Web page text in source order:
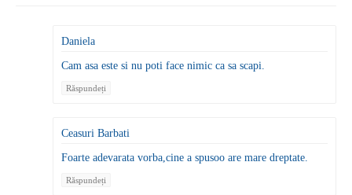
Daniela
Cam asa este si nu poti face nimic ca sa scapi.
Răspundeți
Ceasuri Barbati
Foarte adevarata vorba,cine a spusoo are mare dreptate.
Răspundeți